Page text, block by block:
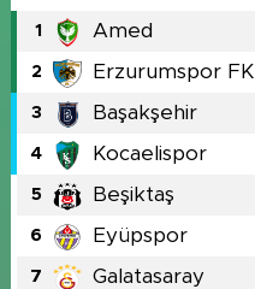
1 Amed
2 Erzurumspor FK
3 Başakşehir
4 Kocaelispor
5 Beşiktaş
6 Eyüpspor
7 Galatasaray